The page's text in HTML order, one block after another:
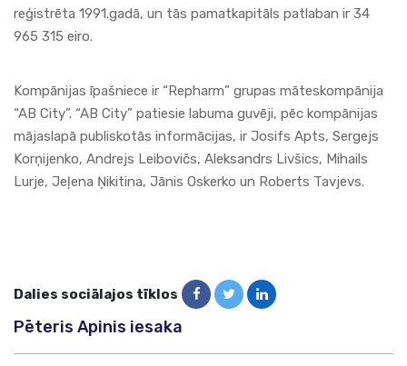
reģistrēta 1991.gadā, un tās pamatkapitāls patlaban ir 34
965 315 eiro.
Kompānijas īpašniece ir “Repharm” grupas māteskompānija
“AB City”. “AB City” patiesie labuma guvēji, pēc kompānijas
mājaslapā publiskotās informācijas, ir Josifs Apts, Sergejs
Korņijenko, Andrejs Leibovičs, Aleksandrs Livšics, Mihails
Lurje, Jeļena Ņikitina, Jānis Oskerko un Roberts Tavjevs.
Dalies sociālajos tīklos
Pēteris Apinis iesaka